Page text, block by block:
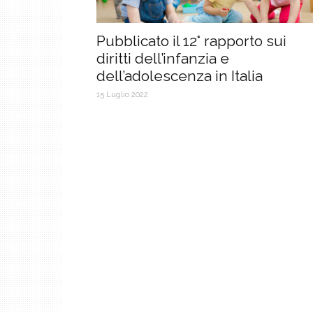
Pubblicato il 12° rapporto sui
diritti dell’infanzia e
dell’adolescenza in Italia
15 Luglio 2022